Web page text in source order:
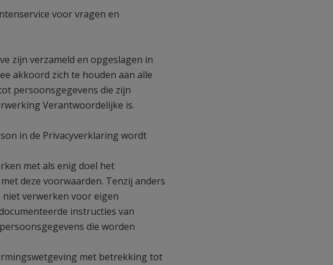
voor vragen en
zijn verzameld en opgeslagen in
akkoord zich te houden aan alle
persoonsgegevens die zijn
Verantwoordelijke is.
in de Privacyverklaring wordt
met als enig doel het
deze voorwaarden. Tenzij anders
niet verwerken voor eigen
instructies van
die worden
met betrekking tot